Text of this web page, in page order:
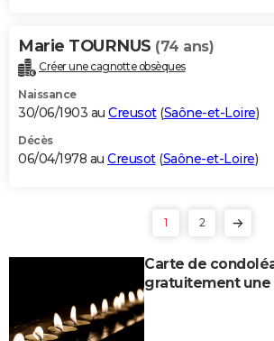
Marie TOURNUS (74 ans)
Créer une cagnotte obsèques
Naissance
30/06/1903 au Creusot(Saône-et-Loire)
Décès
06/04/1978 au Creusot(Saône-et-Loire)
1 2
Carte de
gratuitement une